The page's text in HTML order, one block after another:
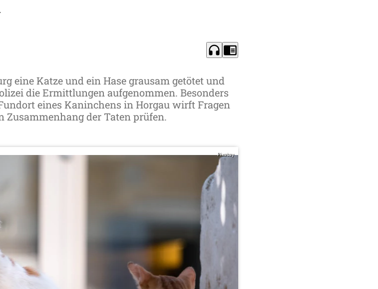
headphones chrome_reader_mode
eine Katze und ein Hase grausam getötet und
die Ermittlungen aufgenommen. Besonders
eines Kaninchens in Horgau wirft Fragen
der Taten prüfen.
Pixabay